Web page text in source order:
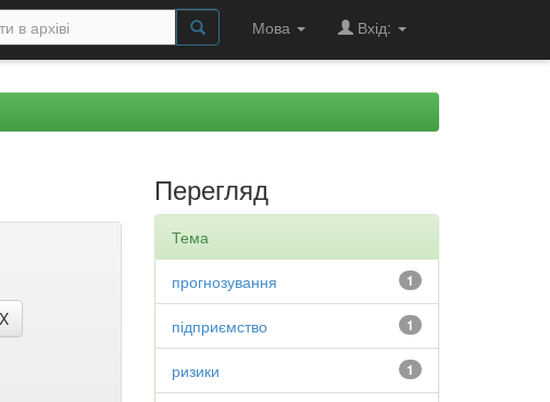
Мова Вхід:
Перегляд
Тема
1
прогнозування
1
підприємство
1
ризики